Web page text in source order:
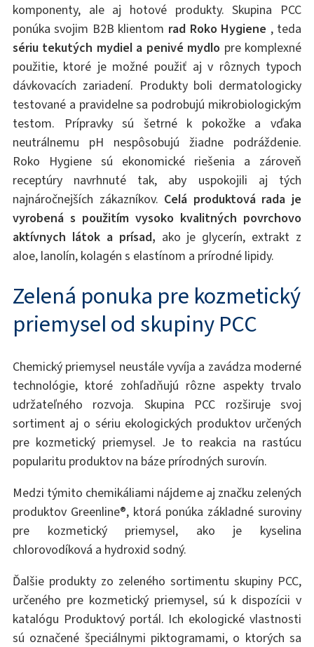
komponenty, ale aj hotové produkty. Skupina PCC
ponúka svojim B2B klientom rad Roko Hygiene , teda
sériu tekutých mydiel a penivé mydlo pre komplexné
použitie, ktoré je možné použiť aj v rôznych typoch
dávkovacích zariadení. Produkty boli dermatologicky
testované a pravidelne sa podrobujú mikrobiologickým
testom. Prípravky sú šetrné k pokožke a vďaka
neutrálnemu pH nespôsobujú žiadne podráždenie.
Roko Hygiene sú ekonomické riešenia a zároveň
receptúry navrhnuté tak, aby uspokojili aj tých
najnáročnejších zákazníkov. Celá produktová rada je
vyrobená s použitím vysoko kvalitných povrchovo
aktívnych látok a prísad, ako je glycerín, extrakt z
aloe, lanolín, kolagén s elastínom a prírodné lipidy.
Zelená ponuka pre kozmetický
priemysel od skupiny PCC
Chemický priemysel neustále vyvíja a zavádza moderné
technológie, ktoré zohľadňujú rôzne aspekty trvalo
udržateľného rozvoja. Skupina PCC rozširuje svoj
sortiment aj o sériu ekologických produktov určených
pre kozmetický priemysel. Je to reakcia na rastúcu
popularitu produktov na báze prírodných surovín.
Medzi týmito chemikáliami nájdeme aj značku zelených
produktov Greenline®, ktorá ponúka základné suroviny
pre kozmetický priemysel, ako je kyselina
chlorovodíková a hydroxid sodný.
Ďalšie produkty zo zeleného sortimentu skupiny PCC,
určeného pre kozmetický priemysel, sú k dispozícii v
katalógu Produktový portál. Ich ekologické vlastnosti
sú označené špeciálnymi piktogramami, o ktorých sa